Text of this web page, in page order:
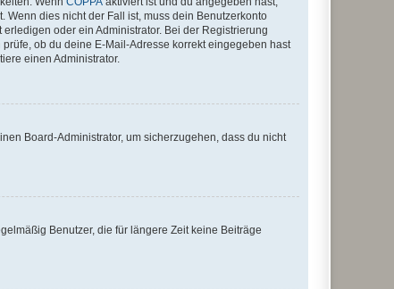
dies nicht der Fall ist, muss dein Benutzerkonto
oder ein Administrator. Bei der Registrierung
ob du deine E-Mail-Adresse korrekt eingegeben hast
einen Administrator.
Board-Administrator, um sicherzugehen, dass du nicht
Benutzer, die für längere Zeit keine Beiträge